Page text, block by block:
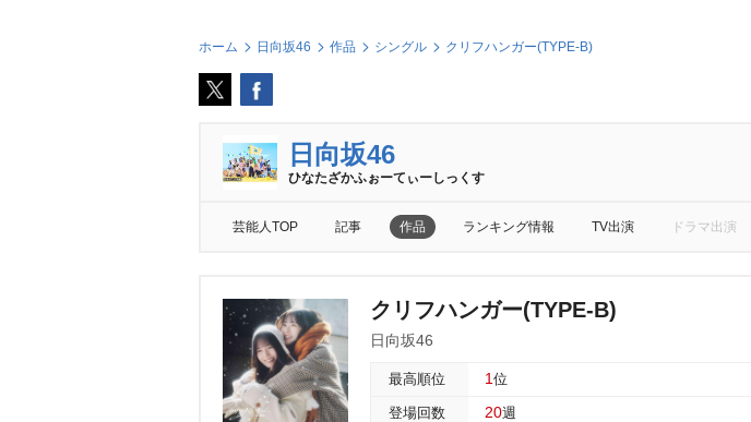
ホーム 日向坂46 作品 シングル クリフハンガー(TYPE-B)
日向坂46
ひなたざかふぉーてぃーしっくす
芸能人TOP 記事 作品 ランキング情報 TV出演 ドラマ出演
クリフハンガー(TYPE-B)
日向坂46
最高順位 1 位
登場回数 20週